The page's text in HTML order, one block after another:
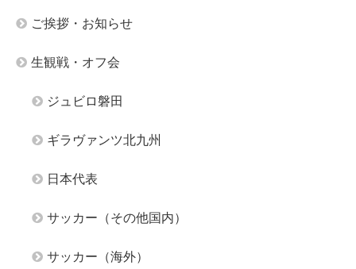
ご挨拶・お知らせ
生観戦・オフ会
ジュビロ磐田
ギラヴァンツ北九州
日本代表
サッカー（その他国内）
サッカー（海外）